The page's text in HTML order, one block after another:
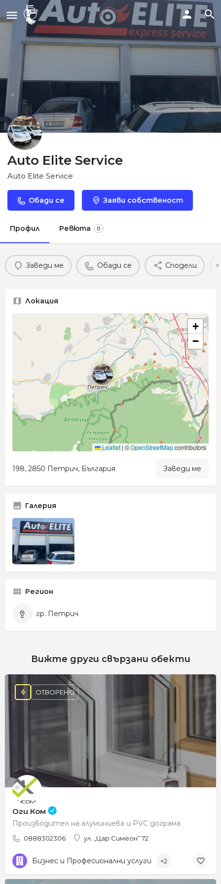
Auto Elite Service
Auto Elite Service
Обади се Заяви собственост
Профил Ревюта 0
Заведи ме Обади се Сподели
Локация
+
−
Leaflet | ©OpenStreetMapcontributors
198, 2850 Петрич, България Заведи ме
Галерия
Регион
гр. Петрич
Вижте други свързани обекти
Оги Ком
Производител на алуминиева и PVC дограма
0888302306 ул. „Цар Симеон“ 72
ОТВОРЕНО
Бизнес и Професионални услуги +2